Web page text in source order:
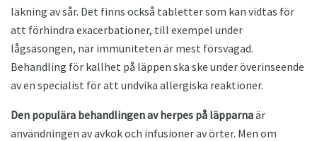
läkning av sår. Det finns också tabletter som kan vidtas för
att förhindra exacerbationer, till exempel under
lågsäsongen, när immuniteten är mest försvagad.
Behandling för kallhet på läppen ska ske under överinseende
av en specialist för att undvika allergiska reaktioner.
Den populära behandlingen av herpes på läpparnaär
användningen av avkok och infusioner av örter. Men om